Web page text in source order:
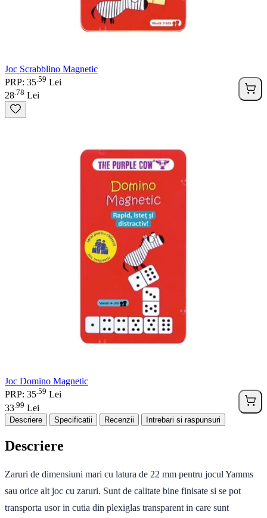
Joc Scrabblino Magnetic
PRP: 35 59 Lei
28 78 Lei
Joc Domino Magnetic
PRP: 35 59 Lei
33 99 Lei
Descriere Specificatii Recenzii Intrebari si raspunsuri
Descriere
Zaruri de dimensiuni mari cu latura de 22 mm pentru jocul Yamms
sau orice alt joc cu zaruri. Sunt de calitate bine finisate si se pot
transporta usor in cutia din plexiglas transparent in care sunt